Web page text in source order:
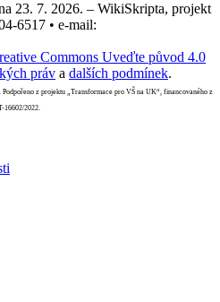
23. 7. 2026. – WikiSkripta, projekt
6517 • e-mail:
Commons Uveďte původ 4.0
práv a dalších podmínek.
z projektu „Transformace pro VŠ na UK“, financovaného z
16602/2022.